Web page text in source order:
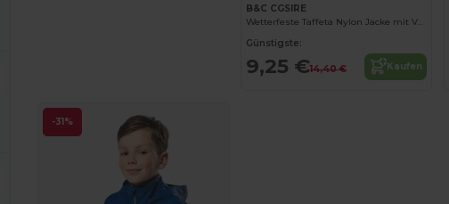
B&C CGSIRE
Wetterfeste Taffeta Nylon Jacke mit Verstaubarer Kapuze
Günstigste:
9,25 €14,40 € Kaufen
-31%